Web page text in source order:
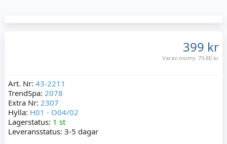
399 kr
Varav moms: 79,80 kr
Art. Nr: 43-2211
TrendSpa: 2078
Extra Nr: 2307
Hylla: H01 - O04/02
Lagerstatus: 1 st
Leveransstatus: 3-5 dagar